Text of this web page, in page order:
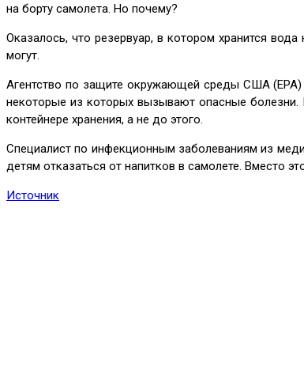
на борту самолета. Но почему?
Оказалось, что резервуар, в котором хранится
могут.
Агентство по защите окружающей среды США (EPA)
некоторые из которых вызывают опасные болезни.
контейнере хранения, а не до этого.
Специалист по инфекционным заболеваниям из
детям отказаться от напитков в самолете. Вместо
Источник